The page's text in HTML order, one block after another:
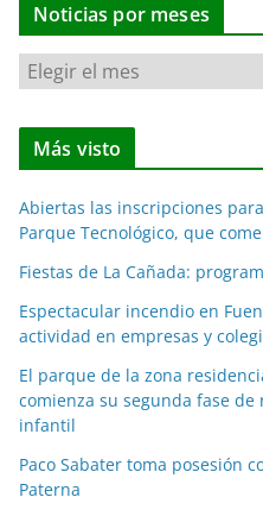
Noticias por meses
N
t
i
a
s
p
o
r
m
e
s
e
Más visto
Abiertas las inscripciones
Parque Tecnológico, que
Fiestas de La Cañada:
Espectacular incendio en
actividad en empresas y
El parque de la zona
comienza su segunda fase
infantil
Paco Sabater toma posesión
Paterna